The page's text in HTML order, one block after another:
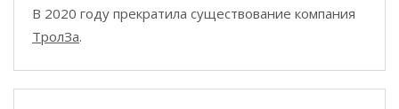
В 2020 году прекратила существование компания
ТролЗа.